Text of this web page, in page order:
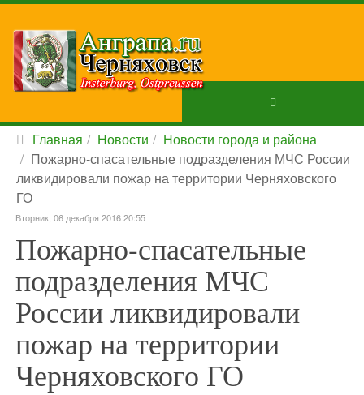
Главная Новости
Новости города и района
Пожарно-спасательные подразделения МЧС России
ликвидировали пожар на территории Черняховского
ГО
Вторник, 06 декабря 2016 20:55
Пожарно-спасательные
подразделения МЧС
России ликвидировали
пожар на территории
Черняховского ГО